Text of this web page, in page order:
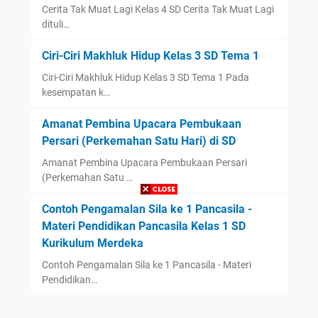
s
3
D
e
s
B
c
a
n
K
Cerita Tak Muat Lagi Kelas 4 SD Cerita Tak Muat Lagi
dituli…
Ciri-Ciri Makhluk Hidup Kelas 3 SD Tema 1
Ciri-Ciri Makhluk Hidup Kelas 3 SD Tema 1 Pada
kesempatan k…
Amanat Pembina Upacara Pembukaan
Persari (Perkemahan Satu Hari) di SD
Amanat Pembina Upacara Pembukaan Persari
(Perkemahan Satu …
Contoh Pengamalan Sila ke 1 Pancasila -
Materi Pendidikan Pancasila Kelas 1 SD
Kurikulum Merdeka
Contoh Pengamalan Sila ke 1 Pancasila - Materi
Pendidikan…